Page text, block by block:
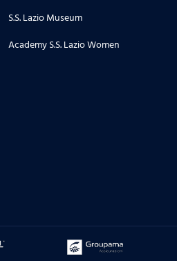
S.S. Lazio Museum
Academy S.S. Lazio Women